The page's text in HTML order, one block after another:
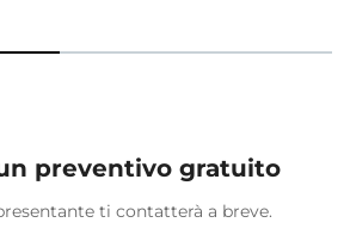
preventivo gratuito
ti contatterà a breve.